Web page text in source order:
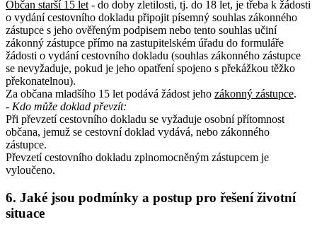
Občan starší 15 let - do doby zletilosti, tj. do 18 let, je třeba k žádosti
o vydání cestovního dokladu připojit písemný souhlas zákonného
zástupce s jeho ověřeným podpisem nebo tento souhlas učiní
zákonný zástupce přímo na zastupitelském úřadu do formuláře
žádosti o vydání cestovního dokladu (souhlas zákonného zástupce
se nevyžaduje, pokud je jeho opatření spojeno s překážkou těžko
překonatelnou).
Za občana mladšího 15 let podává žádost jeho zákonný zástupce.
- Kdo může doklad převzít:
Při převzetí cestovního dokladu se vyžaduje osobní přítomnost
občana, jemuž se cestovní doklad vydává, nebo zákonného
zástupce.
Převzetí cestovního dokladu zplnomocněným zástupcem je
vyloučeno.
6. Jaké jsou podmínky a postup pro řešení životní
situace